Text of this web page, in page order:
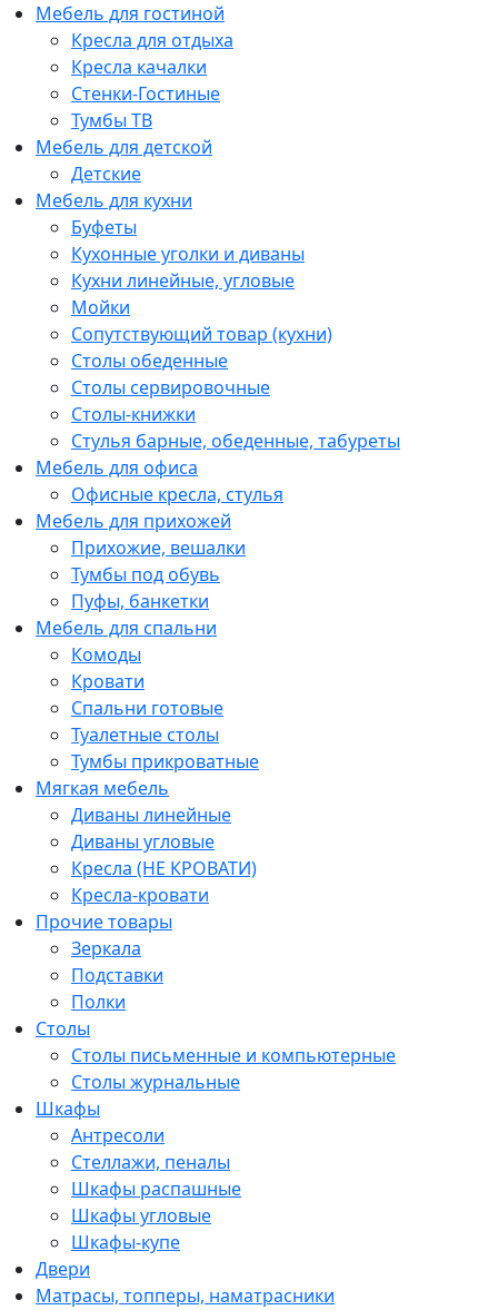
Мебель для гостиной
Кресла для отдыха
Кресла качалки
Стенки-Гостиные
Тумбы ТВ
Мебель для детской
Детские
Мебель для кухни
Буфеты
Кухонные уголки и диваны
Кухни линейные, угловые
Мойки
Сопутствующий товар (кухни)
Столы обеденные
Столы сервировочные
Столы-книжки
Стулья барные, обеденные, табуреты
Мебель для офиса
Офисные кресла, стулья
Мебель для прихожей
Прихожие, вешалки
Тумбы под обувь
Пуфы, банкетки
Мебель для спальни
Комоды
Кровати
Спальни готовые
Туалетные столы
Тумбы прикроватные
Мягкая мебель
Диваны линейные
Диваны угловые
Кресла (НЕ КРОВАТИ)
Кресла-кровати
Прочие товары
Зеркала
Подставки
Полки
Столы
Столы письменные и компьютерные
Столы журнальные
Шкафы
Антресоли
Стеллажи, пеналы
Шкафы распашные
Шкафы угловые
Шкафы-купе
Двери
Матрасы, топперы, наматрасники